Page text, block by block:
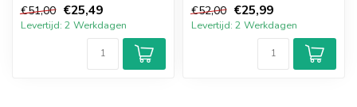
€51,00 €25,49
Levertijd: 2 Werkdagen
€52,00 €25,99
Levertijd: 2 Werkdagen